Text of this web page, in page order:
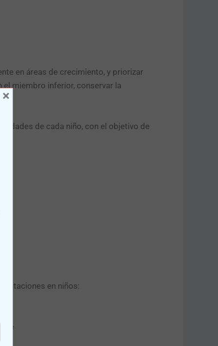
en áreas de crecimiento, y priorizar
miembro inferior, conservar la
de cada niño, con el objetivo de
en niños:
de
×